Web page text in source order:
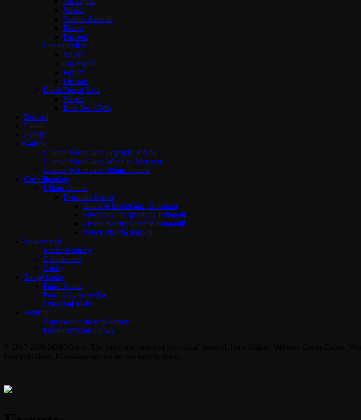
Wieści
Galeria Azeroth
Forum
Discord
Conan Exiles
Wieści
Jak zagrać
Forum
Discord
Black Desert Beta
Wieści
Beta Test CMS
Discord
Forum
Eventy
Galeria
Galeria MoonGate: Legends of Aria
Galeria MoonGate: World of Warcraft
Galeria MoonGate: Ultima Online
Crowdfunding
Ultima Online
Britannia Server
Donacje MoonGate: Britannia
Suwereny i Nagrody w Britannii
Zostań Kontrybutorem Britannii!
Potwierdzenia donacji
Społeczność
Nasze Bannery
Członkowie
Grupy
Twoje konto
Panel Konta
Panel Użytkownika
Odzyskaj hasło
Kontakt
Zaproszenie do współpracy
Formularz kontaktowy